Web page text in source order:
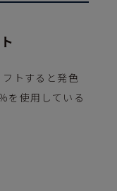
トすると発色
を使用している